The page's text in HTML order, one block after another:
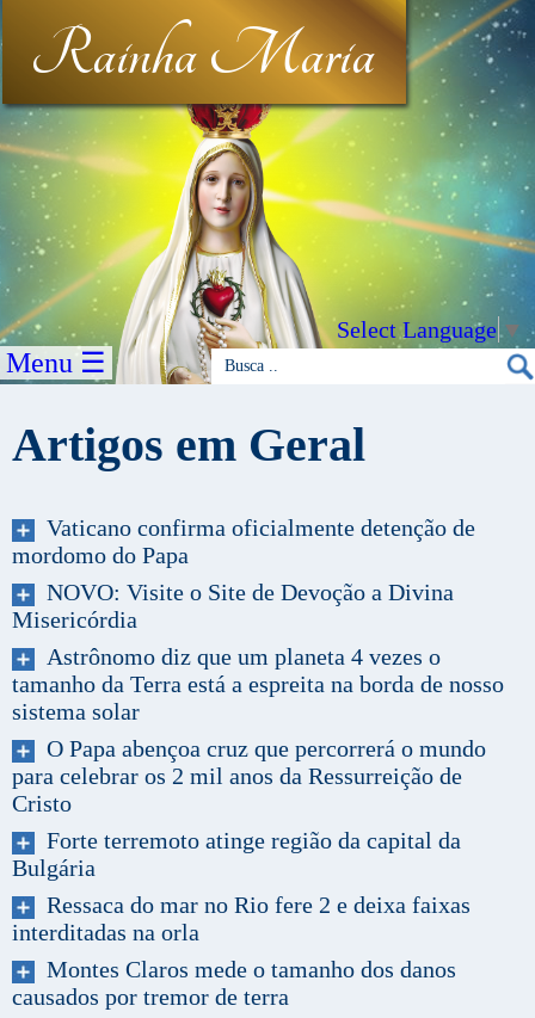
Rainha Maria
Select Language▼
Menu ☰
Artigos em Geral
Vaticano confirma oficialmente detenção de
mordomo do Papa
NOVO: Visite o Site de Devoção a Divina
Misericórdia
Astrônomo diz que um planeta 4 vezes o
tamanho da Terra está a espreita na borda de nosso
sistema solar
O Papa abençoa cruz que percorrerá o mundo
para celebrar os 2 mil anos da Ressurreição de
Cristo
Forte terremoto atinge região da capital da
Bulgária
Ressaca do mar no Rio fere 2 e deixa faixas
interditadas na orla
Montes Claros mede o tamanho dos danos
causados por tremor de terra